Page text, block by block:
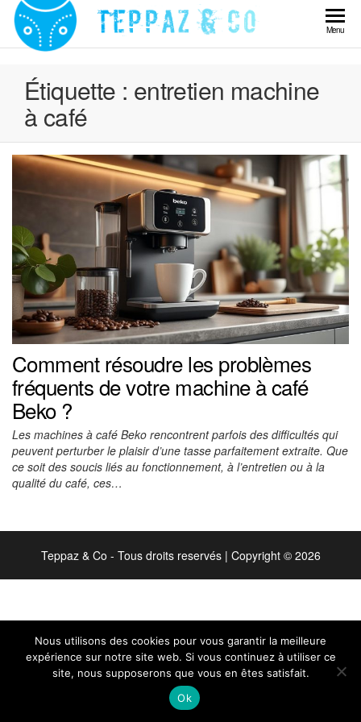
Skip
content
Teppaz
Menu
Étiquette : entretien machine
à café
Comment résoudre les problèmes
fréquents de votre machine à café
Beko ?
Les machines à café Beko rencontrent parfois des difficultés qui
peuvent perturber le plaisir d’une tasse parfaitement extraite. Que
ce soit des soucis liés au fonctionnement, à l’entretien ou à la
qualité du café, ces…
Teppaz & Co - Tous droits reservés | Copyright © 2026
Nous utilisons des cookies pour vous garantir la meilleure
expérience sur notre site web. Si vous continuez à utiliser ce
site, nous supposerons que vous en êtes satisfait.
Ok